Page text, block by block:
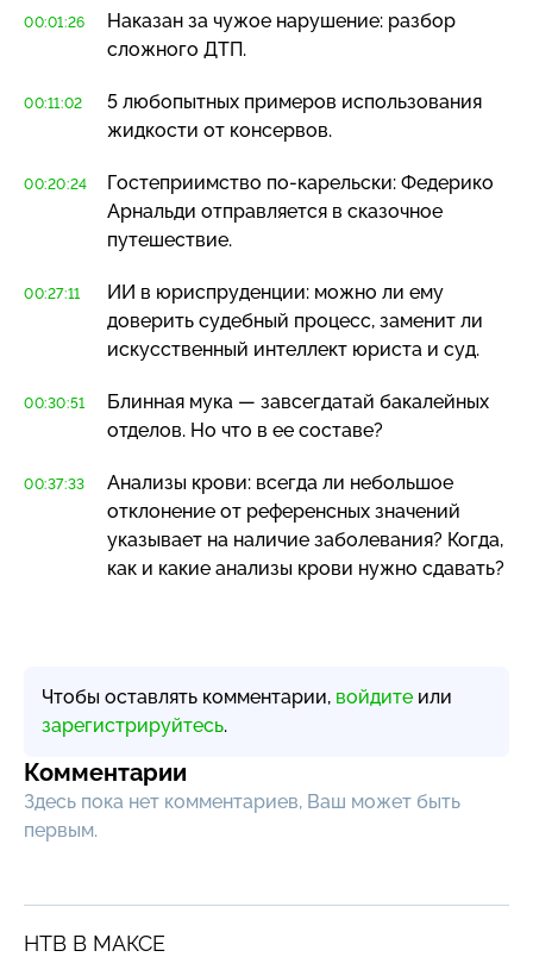
00:01:26
Наказан за чужое нарушение: разбор
сложного ДТП.
00:11:02
5 любопытных примеров использования
жидкости от консервов.
00:20:24 Гостеприимство по-карельски: Федерико
Арнальди отправляется в сказочное
путешествие.
00:27:11
ИИ в юриспруденции: можно ли ему
доверить судебный процесс, заменит ли
искусственный интеллект юриста и суд.
00:30:51
Блинная мука — завсегдатай бакалейных
отделов. Но что в ее составе?
00:37:33
Анализы крови: всегда ли небольшое
отклонение от референсных значений
указывает на наличие заболевания? Когда,
как и какие анализы крови нужно сдавать?
Чтобы оставлять комментарии, войдите или
зарегистрируйтесь.
Комментарии
Здесь пока нет комментариев, Ваш может быть
первым.
НТВ В МАКСЕ